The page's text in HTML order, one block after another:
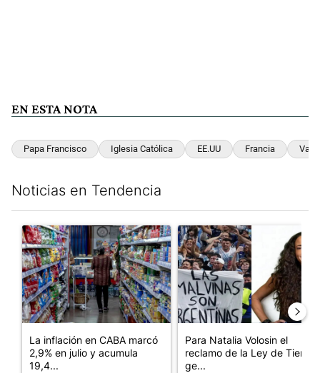
EN ESTA NOTA
Papa Francisco Iglesia Católica EE.UU Francia
Noticias en Tendencia
Un artículo de tendencia con el título "La inflación en CABA
La inflación en CABA marcó
2,9% en julio y acumula
19,4...
Un artículo de tendencia con
Para Natalia Volosin el
reclamo de la Ley de Tierras
ge...